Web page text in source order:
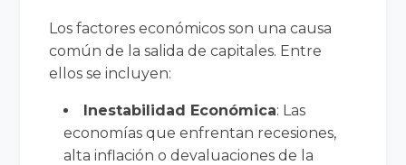
Los factores económicos son una causa
común de la salida de capitales. Entre
ellos se incluyen:
Inestabilidad Económica: Las
economías que enfrentan recesiones,
alta inflación o devaluaciones de la